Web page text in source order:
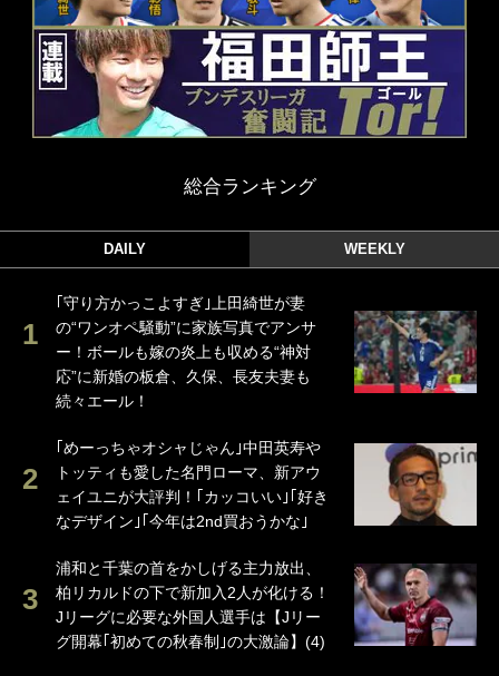
総合ランキング
DAILY WEEKLY
｢守り方かっこよすぎ｣上田綺世が妻
の“ワンオペ騒動”に家族写真でアンサ
ー！ボールも嫁の炎上も収める“神対
応”に新婚の板倉、久保、長友夫妻も
続々エール！
｢めーっちゃオシャじゃん｣中田英寿や
トッティも愛した名門ローマ、新アウ
ェイユニが大評判！｢カッコいい｣｢好き
なデザイン｣｢今年は2nd買おうかな｣
浦和と千葉の首をかしげる主力放出、
柏リカルドの下で新加入2人が化ける！
Jリーグに必要な外国人選手は【Jリー
グ開幕｢初めての秋春制｣の大激論】(4)